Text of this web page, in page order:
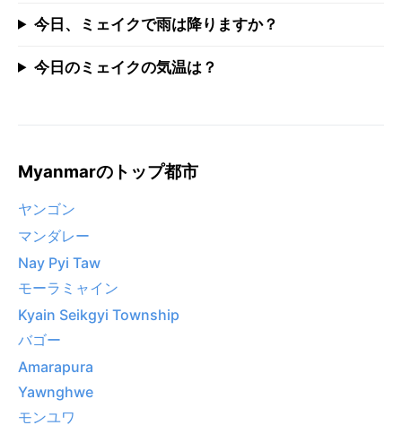
今日、ミェイクで雨は降りますか？
今日のミェイクの気温は？
Myanmarのトップ都市
ヤンゴン
マンダレー
Nay Pyi Taw
モーラミャイン
Kyain Seikgyi Township
バゴー
Amarapura
Yawnghwe
モンユワ